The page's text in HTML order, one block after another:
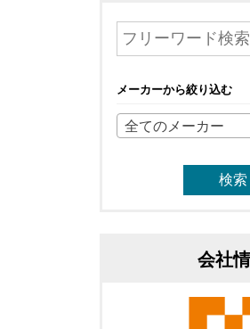
メーカーから絞り込む
全てのメーカー
会社